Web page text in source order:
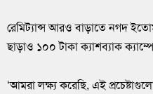
রেমিট্যান্স আরও বাড়াতে নগদ
ছাড়াও ১০০ টাকা ক্যাশব্যাক
‘আমরা লক্ষ্য করেছি, এই